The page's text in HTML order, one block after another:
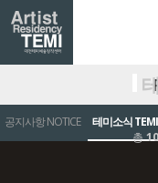
공지사항 NOTICE 테미소식
총